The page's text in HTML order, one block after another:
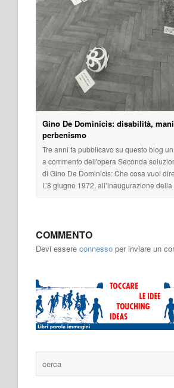
Gino De Dominicis: disabilità,
perbenismo
Tre anni fa pubblicavo su questo blog
a commento dell'opera Seconda
di Gino De Dominicis: Che cosa vuol
L’8 giugno 1972, all’inaugurazione della
COMMENTO
Devi essere connesso per inviare un